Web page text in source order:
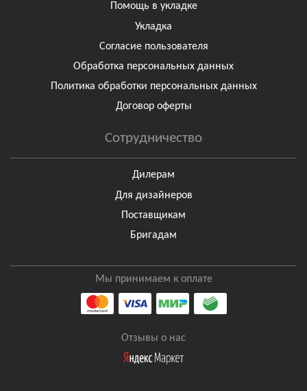
Помощь в укладке
Укладка
Согласие пользователя
Обработка персональных данных
Политика обработки персональных данных
Договор оферты
Сотрудничество
Дилерам
Для дизайнеров
Поставщикам
Бригадам
Мы принимаем к оплате
Отзывы о нас